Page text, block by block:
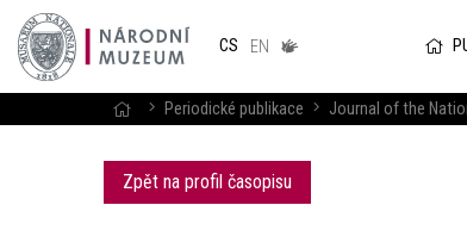
CS EN
v českém
Periodické publikace Journal of the
Zpět na profil časopisu